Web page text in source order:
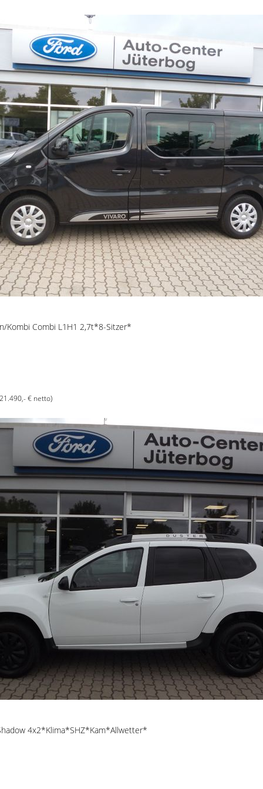
Kombi Combi L1H1 2,7t*8-Sitzer*
€ netto)
4x2*Klima*SHZ*Kam*Allwetter*